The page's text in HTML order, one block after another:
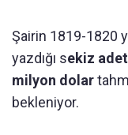
Şairin 1819-1820
yazdığı sekiz
milyon dolar
bekleniyor.